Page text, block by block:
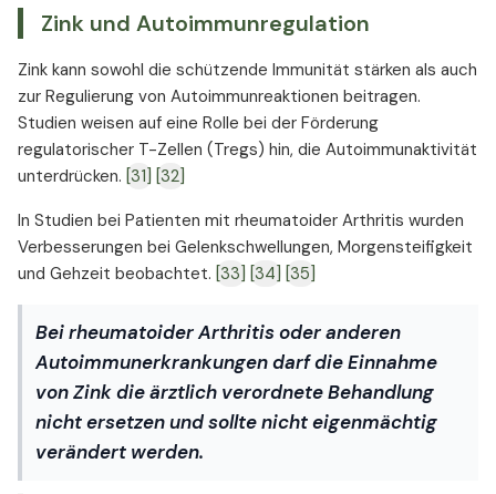
Zink und Autoimmunregulation
Zink kann sowohl die schützende Immunität stärken als auch
zur Regulierung von Autoimmunreaktionen beitragen.
Studien weisen auf eine Rolle bei der Förderung
regulatorischer T-Zellen (Tregs) hin, die Autoimmunaktivität
unterdrücken. [31]
[32]
In Studien bei Patienten mit rheumatoider Arthritis wurden
Verbesserungen bei Gelenkschwellungen, Morgensteifigkeit
und Gehzeit beobachtet. [33] [34] [35]
Bei rheumatoider Arthritis oder anderen
Autoimmunerkrankungen darf die Einnahme
von Zink die ärztlich verordnete Behandlung
nicht ersetzen und sollte nicht eigenmächtig
verändert werden.